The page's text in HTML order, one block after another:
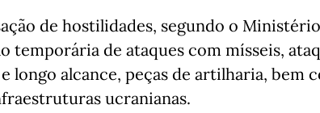
de hostilidades, segundo o
temporária de ataques com mísseis,
longo alcance, peças de artilharia, bem
ucranianas.